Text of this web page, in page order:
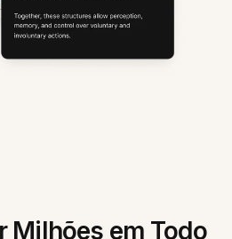
Milhões em Todo